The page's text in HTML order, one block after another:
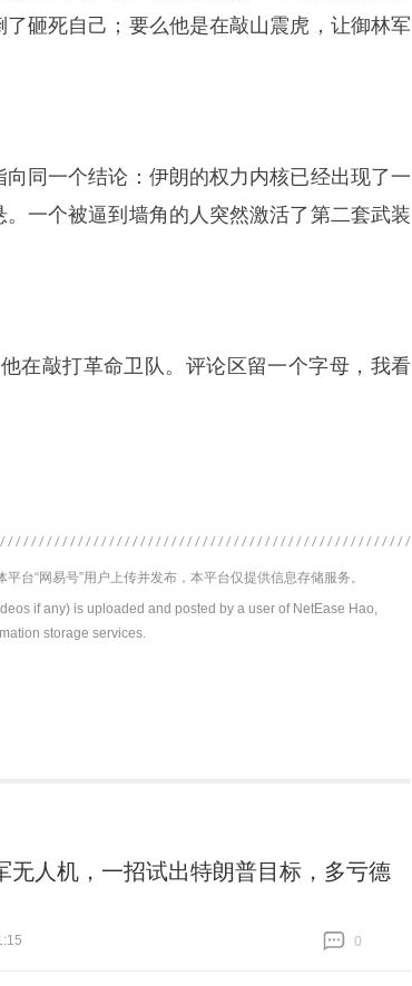
砸死自己；要么他是在敲山震虎，让御林军
同一个结论：伊朗的权力内核已经出现了一
一个被逼到墙角的人突然激活了第二套武装
在敲打革命卫队。评论区留一个字母，我看
台“网易号”用户上传并发布，本平台仅提供信息存储服务。
if any) is uploaded and posted by a user of NetEase Hao,
storage services.
无人机，一招试出特朗普目标，多亏德
0